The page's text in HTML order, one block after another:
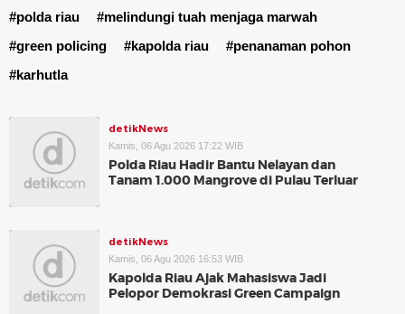
#polda riau
#melindungi tuah menjaga marwah
#green policing
#kapolda riau
#penanaman pohon
#karhutla
detikNews
Kamis, 06 Agu 2026 17:22 WIB
Polda Riau Hadir Bantu Nelayan dan
Tanam 1.000 Mangrove di Pulau Terluar
detikNews
Kamis, 06 Agu 2026 16:53 WIB
Kapolda Riau Ajak Mahasiswa Jadi
Pelopor Demokrasi Green Campaign